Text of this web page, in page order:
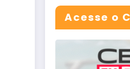
Acesse o